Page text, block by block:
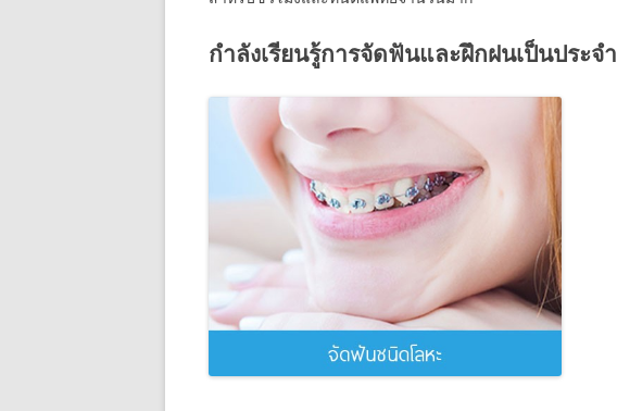
กำลังเรียนรู้การจัดฟันและฝึกฝนเป็นประจำ